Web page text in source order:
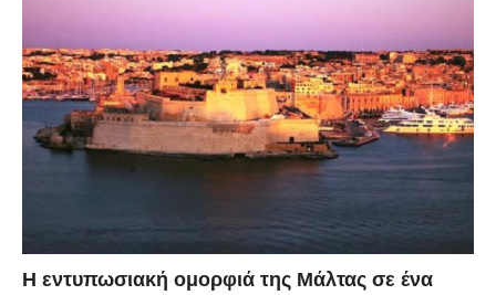
Η εντυπωσιακή ομορφιά της Μάλτας σε ένα